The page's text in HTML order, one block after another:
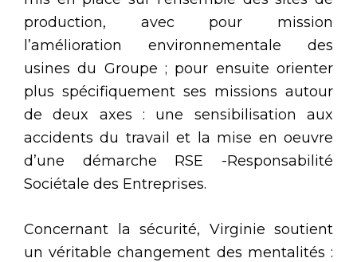
production, avec pour mission
l’amélioration environnementale des
usines du Groupe ; pour ensuite orienter
plus spécifiquement ses missions autour
de deux axes : une sensibilisation aux
accidents du travail et la mise en oeuvre
d’une démarche RSE -Responsabilité
Sociétale des Entreprises.
Concernant la sécurité, Virginie soutient
un véritable changement des mentalités :